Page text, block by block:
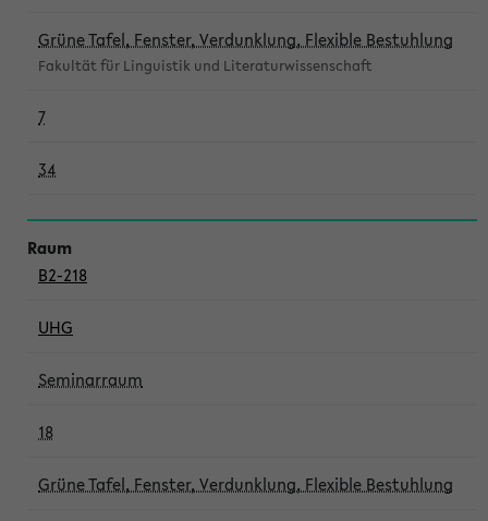
Grüne Tafel, Fenster, Verdunklung, Flexible Bestuhlung
Fakultät für Linguistik und Literaturwissenschaft
7
34
B2-218
UHG
Seminarraum
18
Grüne Tafel, Fenster, Verdunklung, Flexible Bestuhlung